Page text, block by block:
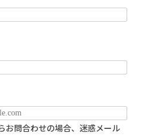
お問合わせの場合、迷惑メール